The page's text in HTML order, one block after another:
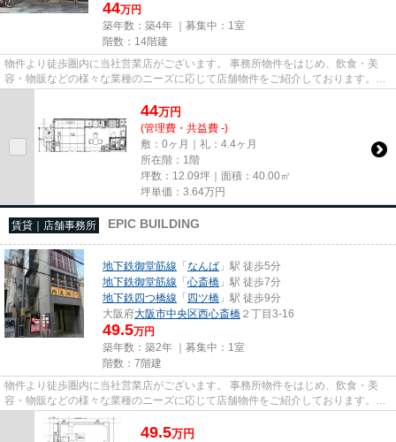
44万円
築年数：築4年 ｜募集中： 1室
階数：14階建
物件より徒歩圏内に当社営業店がございます。 事務所物件をはじめ、飲食・美
容・物販などの様々な業種のニーズに応じて店舗物件をご紹介しております。
尚、弊社ではおとり広告は一切...
44万円
(管理費・共益費 -)
敷：0ヶ月｜礼：4.4ヶ月
所在階：1階
坪数：12.09坪｜面積：40.00㎡
坪単価： 3.64万円
賃貸｜店舗事務所 EPIC BUILDING
地下鉄御堂筋線 「なんば 」駅 徒歩5分
地下鉄御堂筋線 「心斎橋 」駅 徒歩7分
地下鉄四つ橋線 「四ツ橋 」駅 徒歩9分
大阪府大阪市中央区西心斎橋 ２丁目3-16
49.5万円
築年数：築2年 ｜募集中： 1室
階数：7階建
物件より徒歩圏内に当社営業店がございます。 事務所物件をはじめ、飲食・美
容・物販などの様々な業種のニーズに応じて店舗物件をご紹介しております。
尚、弊社ではおとり広告は一切...
49.5万円